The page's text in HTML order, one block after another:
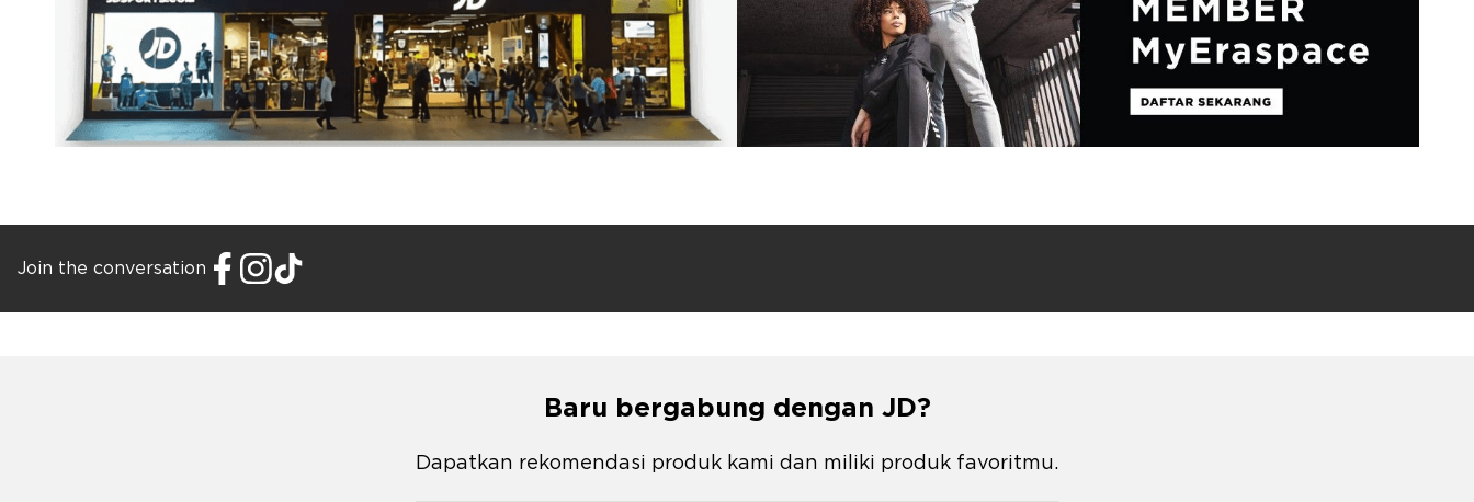
Join the conversation
Baru bergabung dengan JD?
Dapatkan rekomendasi produk kami dan miliki produk favoritmu.